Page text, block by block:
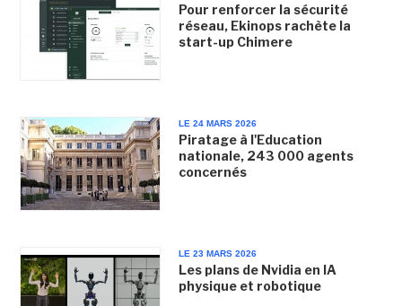
Pour renforcer la sécurité
réseau, Ekinops rachète la
start-up Chimere
LE 24 MARS 2026
Piratage à l'Education
nationale, 243 000 agents
concernés
LE 23 MARS 2026
Les plans de Nvidia en IA
physique et robotique